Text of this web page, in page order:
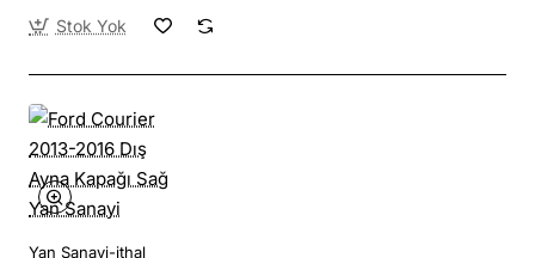
Stok Yok
Yan Sanayi-ithal